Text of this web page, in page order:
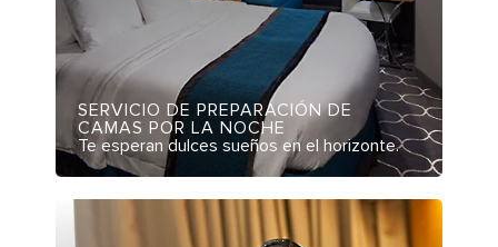
SERVICIO DE PREPARACIÓN DE
CAMAS POR LA NOCHE
Te esperan dulces sueños en el horizonte.